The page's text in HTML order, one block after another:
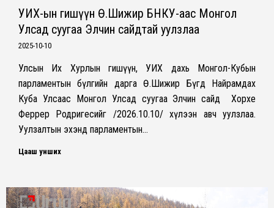
УИХ-ын гишүүн Ө.Шижир БНКУ-аас Монгол
Улсад суугаа Элчин сайдтай уулзлаа
2025-10-10
Улсын Их Хурлын гишүүн, УИХ дахь Монгол-Кубын
парламентын бүлгийн дарга Ө.Шижир Бүгд Найрамдах
Куба Улсаас Монгол Улсад суугаа Элчин сайд Хорхе
Феррер Родригесийг /2026.10.10/ хүлээн авч уулзлаа.
Уулзалтын эхэнд парламентын…
Цааш унших